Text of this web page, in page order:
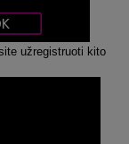
užregistruoti kito